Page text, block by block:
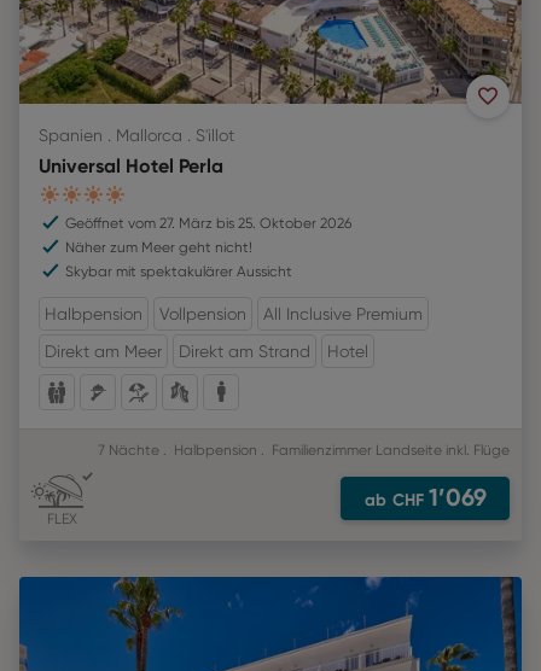
Spanien . Mallorca . S'illot
Universal Hotel Perla
4
Geöffnet vom 27. März bis 25. Oktober 2026
Näher zum Meer geht nicht!
Skybar mit spektakulärer Aussicht
Halbpension Vollpension
All Inclusive Premium
Direkt am Meer
Direkt am Strand Hotel
FLEX
7 Nächte Halbpension Familienzimmer Landseite inkl. Flüge
ab CHF 1’069